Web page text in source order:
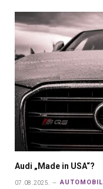
Audi „Made in USA“?
07.08.2025. AUTOMOBILI